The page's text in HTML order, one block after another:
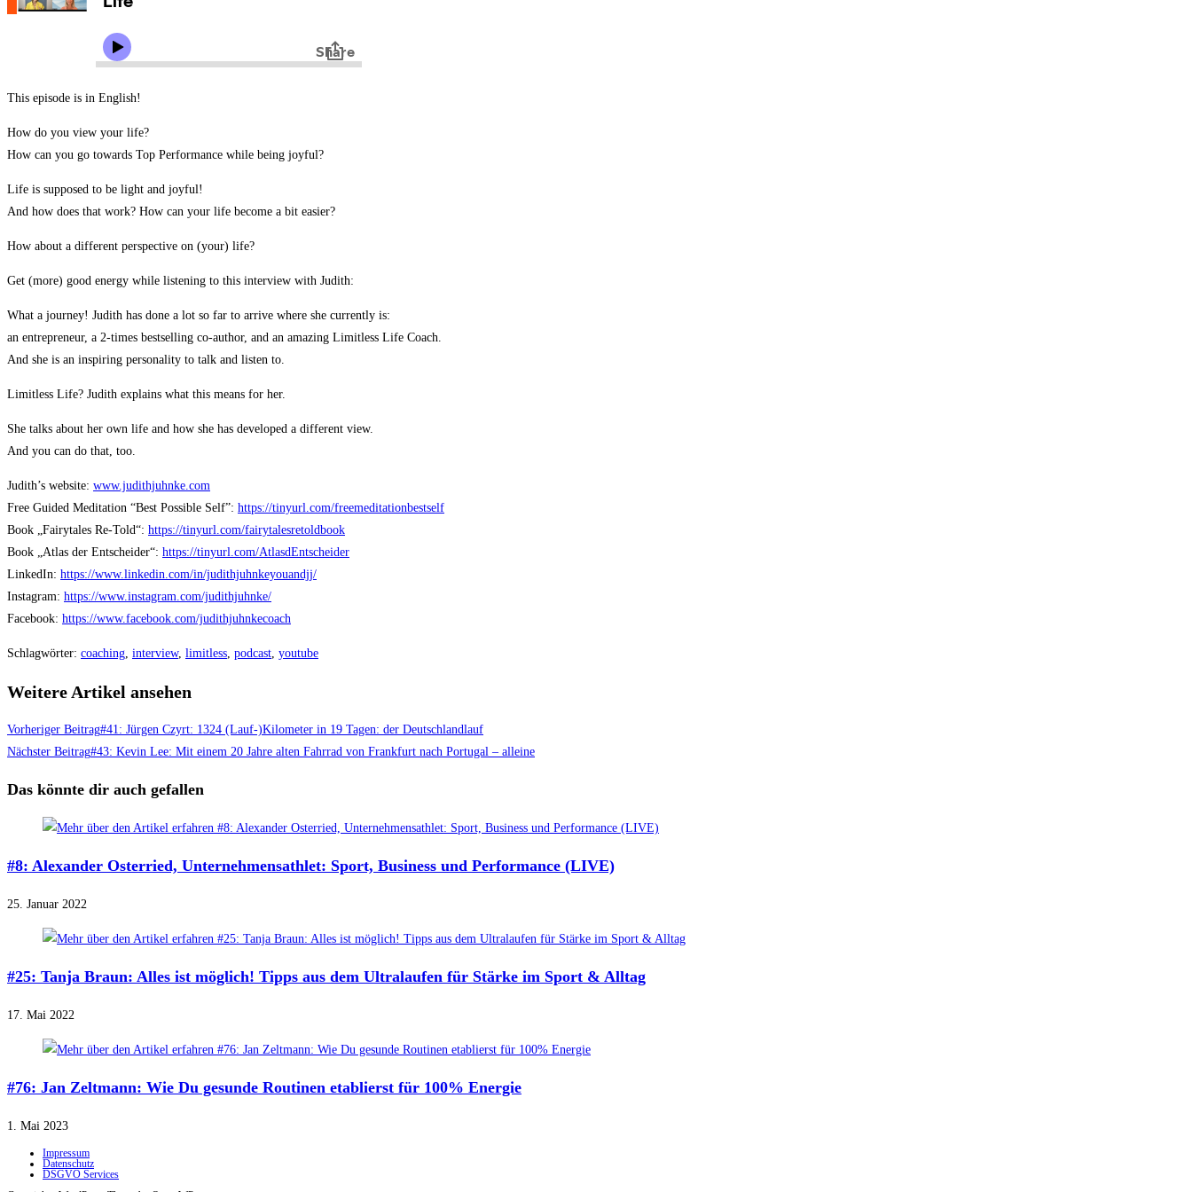
This episode is in English!
How do you view your life?
How can you go towards Top Performance while being joyful?
Life is supposed to be light and joyful!
And how does that work? How can your life become a bit easier?
How about a different perspective on (your) life?
Get (more) good energy while listening to this interview with Judith:
What a journey! Judith has done a lot so far to arrive where she currently is:
an entrepreneur, a 2-times bestselling co-author, and an amazing Limitless Life Coach.
And she is an inspiring personality to talk and listen to.
Limitless Life? Judith explains what this means for her.
She talks about her own life and how she has developed a different view.
And you can do that, too.
Judith’s website: www.judithjuhnke.com
Free Guided Meditation “Best Possible Self”: https://tinyurl.com/freemeditationbestself
Book „Fairytales Re-Told“: https://tinyurl.com/fairytalesretoldbook
Book „Atlas der Entscheider“: https://tinyurl.com/AtlasdEntscheider
LinkedIn: https://www.linkedin.com/in/judithjuhnkeyouandjj/
Instagram: https://www.instagram.com/judithjuhnke/
Facebook: https://www.facebook.com/judithjuhnkecoach
Schlagwörter: coaching, interview, limitless, podcast, youtube
Weitere Artikel ansehen
Vorheriger Beitrag#41: Jürgen Czyrt: 1324 (Lauf-)Kilometer in 19 Tagen: der Deutschlandlauf
Nächster Beitrag#43: Kevin Lee: Mit einem 20 Jahre alten Fahrrad von Frankfurt nach Portugal – alleine
Das könnte dir auch gefallen
#8: Alexander Osterried, Unternehmensathlet: Sport, Business und Performance (LIVE)
25. Januar 2022
#25: Tanja Braun: Alles ist möglich! Tipps aus dem Ultralaufen für Stärke im Sport & Alltag
17. Mai 2022
#76: Jan Zeltmann: Wie Du gesunde Routinen etablierst für 100% Energie
1. Mai 2023
Impressum
Datenschutz
DSGVO Services